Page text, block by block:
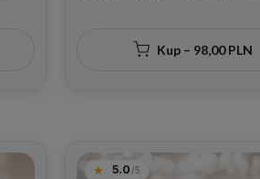
ze złotym sercem dla
rocznicę ślubuKup – 98,00 PLN
5.0